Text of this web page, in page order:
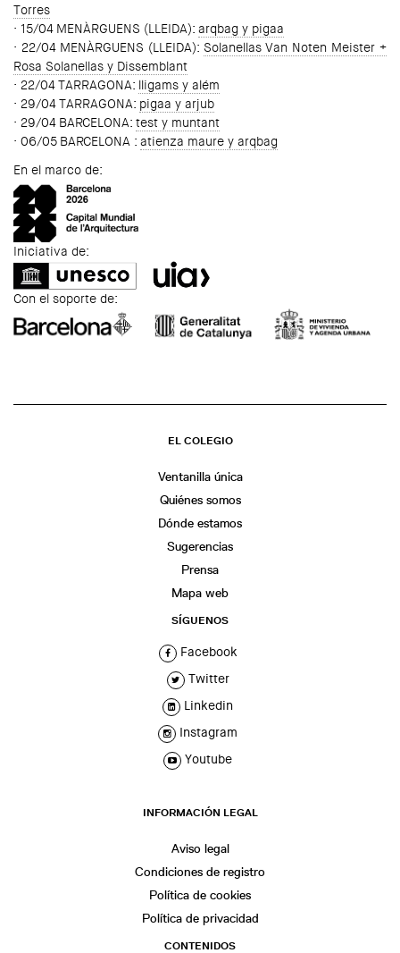
Torres
· 15/04 MENÀRGUENS (LLEIDA): arqbag y pigaa
· 22/04 MENÀRGUENS (LLEIDA): Solanellas Van Noten Meister +
Rosa Solanellas y Dissemblant
· 22/04 TARRAGONA: lligams y além
· 29/04 TARRAGONA: pigaa y arjub
· 29/04 BARCELONA: test y muntant
· 06/05 BARCELONA : atienza maure y arqbag
En el marco de:
Iniciativa de:
Con el soporte de:
EL COLEGIO
Ventanilla única
Quiénes somos
Dónde estamos
Sugerencias
Prensa
Mapa web
SÍGUENOS
Facebook
Twitter
Linkedin
Instagram
Youtube
INFORMACIÓN LEGAL
Aviso legal
Condiciones de registro
Política de cookies
Política de privacidad
CONTENIDOS